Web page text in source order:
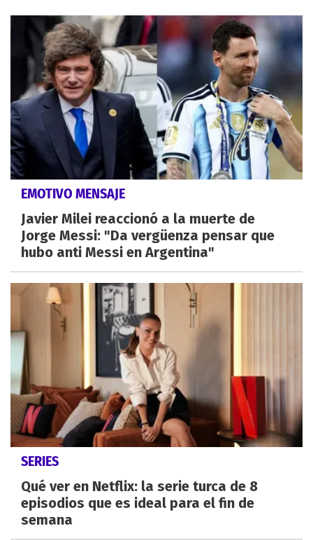
EMOTIVO MENSAJE
Javier Milei reaccionó a la muerte de
Jorge Messi: "Da vergüenza pensar que
hubo anti Messi en Argentina"
SERIES
Qué ver en Netflix: la serie turca de 8
episodios que es ideal para el fin de
semana